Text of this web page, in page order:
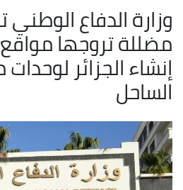
وزارة الدفاع الوطني
مضللة تروجها
إنشاء الجزائر
الساحل